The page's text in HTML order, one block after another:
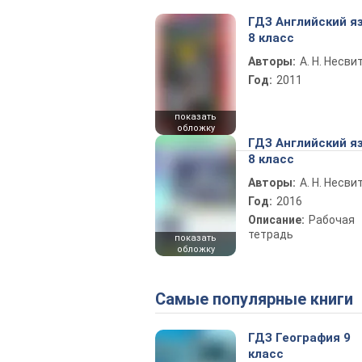
показать
обложку
ГДЗ Английский
8 класс
Авторы: А. Н. Несвит
Год: 2011
показать
обложку
ГДЗ Английский
8 класс
Авторы: А. Н. Несвит
Год: 2016
Описание: Рабочая
тетрадь
Самые популярные книги
ГДЗ География 9
класс